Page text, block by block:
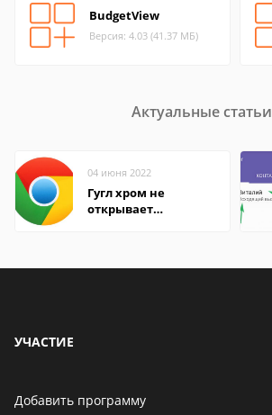
BudgetView
Версия: 4.03 (41.37 МБ)
Актуальные статьи
04 июня 2022
Гугл хром не
открывает
УЧАСТИЕ
Добавить программу